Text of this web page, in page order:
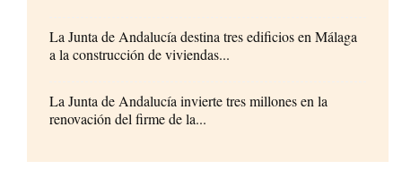
La Junta de Andalucía destina tres edificios en Málaga
a la construcción de viviendas...
La Junta de Andalucía invierte tres millones en la
renovación del firme de la...